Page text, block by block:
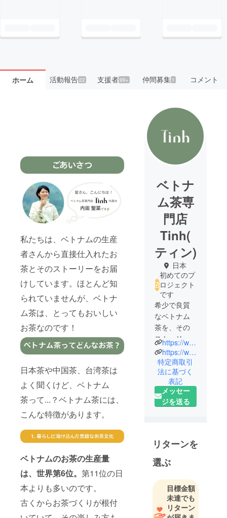
ホーム 活動報告22 支援者99+ 仲間募集 1 コメント
私たちは、ベトナムの生産
者さんから直接仕入れたお
茶とそのストーリーをお届
けしています。ほとんど知
られていませんが、ベトナ
ム茶は、とってもおいしい
お茶なのです！
日本茶や中国茶、台湾茶は
よく聞くけど、ベトナム
茶って...？ベトナム茶には、
こんな特徴があります。
ベトナムのお茶の生産量
は、世界第6位。 第11位の日
本よりも多いのです。
古くからお茶づくりが根付
ベトナ
ム茶専
門店
Tinh(
ティン)
日本
初めてのプ
ロジェクト
です
希少で良質
なベトナム
茶を、その
ストーリー
と共にお届
けしていま
す。
https://www.tinh.jp
https://www.instagram.com/tinh_tea.jp
特定商取引
法に基づく
表記
メッセー
ジを送る
リターンを
選ぶ
目標金額
未達でも
リターン